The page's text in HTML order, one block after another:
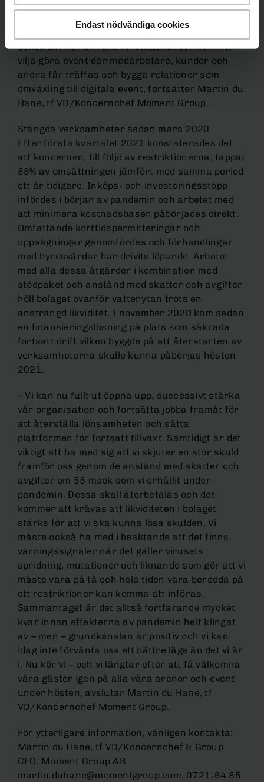
Endast nödvändiga cookies
vänner i andra sammanhang än hemma – det vet
känna att det är okej att gå ut och umgås. Vi tror
också att fler av våra företagskunder kommer
vilja göra event där medarbetare, kunder och
andra får träffas och bygga relationer som
omväxling till digitala event, fortsätter Martin du
Hane, tf VD/Koncernchef Moment Group.
Stängda verksamheter sedan mars 2020
Efter första kvartalet 2021 konstaterades det
att koncernen, till följd av restriktionerna, tappat
88% av omsättningen jämfört med samma period
ett år tidigare. Inköps- och investeringsstopp
infördes i början av pandemin och arbetet med
att minimera kostnadsbasen påbörjades direkt.
Omfattande korttidspermitteringar och
uppsägningar genomfördes och förhandlingar
med hyresvärdar har drivits löpande. Arbetet
med alla dessa åtgärder i kombination med
stödpaket och anstånd med skatter och avgifter
höll bolaget ovanför vattenytan trots en
ansträngd likviditet. I november 2020 kom sedan
en finansieringslösning på plats som säkrade
fortsatt drift vilken byggde på att återstarten av
verksamheterna skulle kunna påbörjas hösten
2021.
– Vi kan nu fullt ut öppna upp, successivt stärka
vår organisation och fortsätta jobba framåt för
att återställa lönsamheten och sätta
plattformen för fortsatt tillväxt. Samtidigt är det
viktigt att ha med sig att vi skjuter en stor skuld
framför oss genom de anstånd med skatter och
avgifter om 55 msek som vi erhållit under
pandemin. Dessa skall återbetalas och det
kommer att krävas att likviditeten i bolaget
stärks för att vi ska kunna lösa skulden. Vi
måste också ha med i beaktande att det finns
varningssignaler när det gäller virusets
spridning, mutationer och liknande som gör att vi
måste vara på tå och hela tiden vara beredda på
ett restriktioner kan komma att införas.
Sammantaget är det alltså fortfarande mycket
kvar innan effekterna av pandemin helt klingat
av – men – grundkänslan är positiv och vi kan
idag inte förvänta oss ett bättre läge än det vi är
i. Nu kör vi – och vi längtar efter att få välkomna
våra gäster igen på alla våra arenor och event
under hösten, avslutar Martin du Hane, tf
VD/Koncernchef Moment Group.
För ytterligare information, vänligen kontakta:
Martin du Hane, tf VD/Koncernchef & Group
CFO, Moment Group AB
martin.duhane@momentgroup.com, 0721-64 85